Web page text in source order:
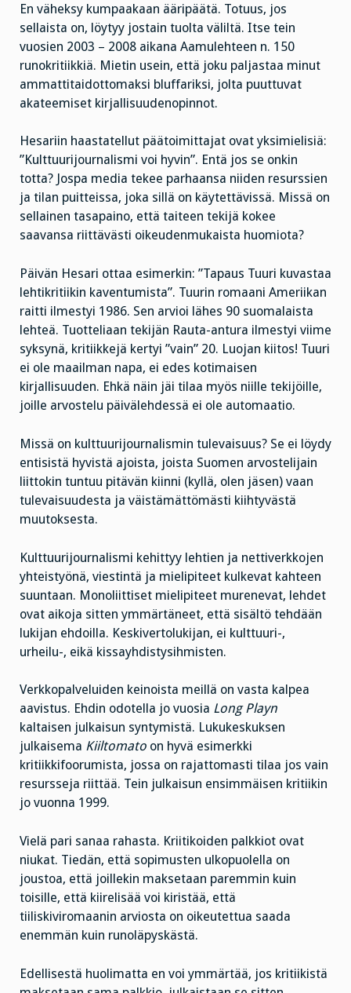
En väheksy kumpaakaan ääripäätä. Totuus, jos
sellaista on, löytyy jostain tuolta väliltä. Itse tein
vuosien 2003 – 2008 aikana Aamulehteen n. 150
runokritiikkiä. Mietin usein, että joku paljastaa minut
ammattitaidottomaksi bluffariksi, jolta puuttuvat
akateemiset kirjallisuudenopinnot.
Hesariin haastatellut päätoimittajat ovat yksimielisiä:
”Kulttuurijournalismi voi hyvin”. Entä jos se onkin
totta? Jospa media tekee parhaansa niiden resurssien
ja tilan puitteissa, joka sillä on käytettävissä. Missä on
sellainen tasapaino, että taiteen tekijä kokee
saavansa riittävästi oikeudenmukaista huomiota?
Päivän Hesari ottaa esimerkin: ”Tapaus Tuuri kuvastaa
lehtikritiikin kaventumista”. Tuurin romaani Ameriikan
raitti ilmestyi 1986. Sen arvioi lähes 90 suomalaista
lehteä. Tuotteliaan tekijän Rauta-antura ilmestyi viime
syksynä, kritiikkejä kertyi ”vain” 20. Luojan kiitos! Tuuri
ei ole maailman napa, ei edes kotimaisen
kirjallisuuden. Ehkä näin jäi tilaa myös niille tekijöille,
joille arvostelu päivälehdessä ei ole automaatio.
Missä on kulttuurijournalismin tulevaisuus? Se ei löydy
entisistä hyvistä ajoista, joista Suomen arvostelijain
liittokin tuntuu pitävän kiinni (kyllä, olen jäsen) vaan
tulevaisuudesta ja väistämättömästi kiihtyvästä
muutoksesta.
Kulttuurijournalismi kehittyy lehtien ja nettiverkkojen
yhteistyönä, viestintä ja mielipiteet kulkevat kahteen
suuntaan. Monoliittiset mielipiteet murenevat, lehdet
ovat aikoja sitten ymmärtäneet, että sisältö tehdään
lukijan ehdoilla. Keskivertolukijan, ei kulttuuri-,
urheilu-, eikä kissayhdistysihmisten.
Verkkopalveluiden keinoista meillä on vasta kalpea
aavistus. Ehdin odotella jo vuosia Long Playn
kaltaisen julkaisun syntymistä. Lukukeskuksen
julkaisema Kiiltomato on hyvä esimerkki
kritiikkifoorumista, jossa on rajattomasti tilaa jos vain
resursseja riittää. Tein julkaisun ensimmäisen kritiikin
jo vuonna 1999.
Vielä pari sanaa rahasta. Kriitikoiden palkkiot ovat
niukat. Tiedän, että sopimusten ulkopuolella on
joustoa, että joillekin maksetaan paremmin kuin
toisille, että kiirelisää voi kiristää, että
tiiliskiviromaanin arviosta on oikeutettua saada
enemmän kuin runoläpyskästä.
Edellisestä huolimatta en voi ymmärtää, jos kritiikistä